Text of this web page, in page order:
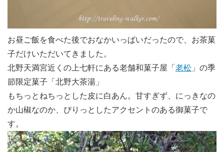
お昼ご飯を食べた後でおなかいっぱいだったので、お茶菓
子だけいただいてきました。
北野天満宮近くの上七軒にある老舗和菓子屋「 老松 」の季
節限定菓子「北野大茶湯」
もちっとねちっとした皮に白あん。甘すぎず、にっきなの
か山椒なのか、ぴりっとしたアクセントのある御菓子で
す。